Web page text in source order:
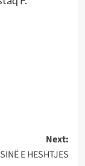
Next:
E HESHTJES